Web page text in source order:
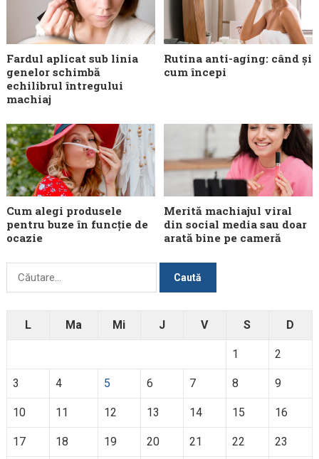
Fardul aplicat sub linia
genelor schimbă
echilibrul întregului
machiaj
Rutina anti-aging: când și
cum începi
Cum alegi produsele
pentru buze în funcție de
ocazie
Merită machiajul viral
din social media sau doar
arată bine pe cameră
L Ma Mi J V S D
1 2
3 4 5 6 7 8 9
10 11 12 13 14 15 16
17 18 19 20 21 22 23